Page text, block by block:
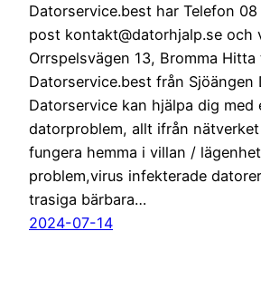
Datorservice.best har Telefon
post kontakt@datorhjalp.se och
Orrspelsvägen 13, Bromma Hitta
Datorservice.best från Sjöängen
Datorservice kan hjälpa dig med
datorproblem, allt ifrån
fungera hemma i villan /
problem,virus infekterade
trasiga bärbara…
2024-07-14